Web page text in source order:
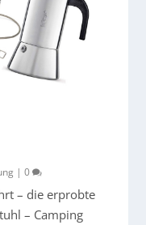
|0
– die erprobte
– Camping